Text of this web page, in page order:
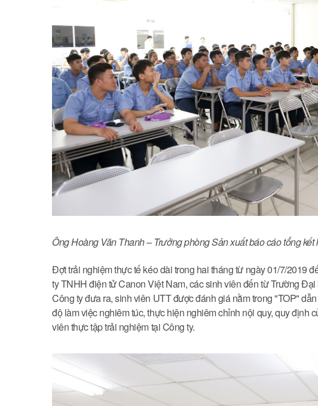
Ông Hoàng Văn Thanh – Trưởng phòng Sản xuất báo cáo tổng
Đợt trải nghiệm thực tế kéo dài trong hai tháng từ ngày 01/7/2019
ty TNHH điện tử Canon Việt Nam, các sinh viên đến từ Trường
Công ty đưa ra, sinh viên UTT được đánh giá nằm trong "TOP"
độ làm việc nghiêm túc, thực hiện nghiêm chỉnh nội quy, quy định
viên thực tập trải nghiệm tại Công ty.